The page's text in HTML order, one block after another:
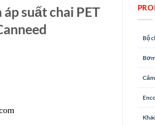
Bộ
suất chai PET